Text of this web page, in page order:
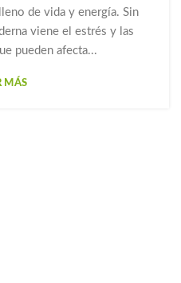
de vida y energía. Sin
viene el estrés y las
pueden afecta...
MÁS